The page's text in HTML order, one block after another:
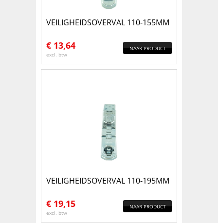
VEILIGHEIDSOVERVAL 110-155MM
€ 13,64
excl. btw
NAAR PRODUCT
VEILIGHEIDSOVERVAL 110-195MM
€ 19,15
excl. btw
NAAR PRODUCT